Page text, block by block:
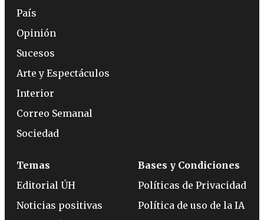
País
Opinión
Sucesos
Arte y Espectáculos
Interior
Correo Semanal
Sociedad
Temas
Editorial ÚH
Noticias positivas
Bases y Condiciones
Políticas de Privacidad
Política de uso de la IA